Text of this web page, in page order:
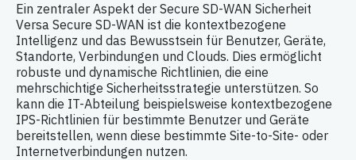
Ein zentraler Aspekt der Secure SD-WAN Sicherheit
Versa Secure SD-WAN ist die kontextbezogene
Intelligenz und das Bewusstsein für Benutzer, Geräte,
Standorte, Verbindungen und Clouds. Dies ermöglicht
robuste und dynamische Richtlinien, die eine
mehrschichtige Sicherheitsstrategie unterstützen. So
kann die IT-Abteilung beispielsweise kontextbezogene
IPS-Richtlinien für bestimmte Benutzer und Geräte
bereitstellen, wenn diese bestimmte Site-to-Site- oder
Internetverbindungen nutzen.